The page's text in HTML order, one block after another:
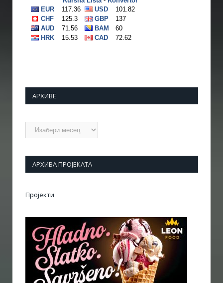
АРХИВЕ
Архиве
АРХИВА ПРОЈЕКАТА
Пројекти